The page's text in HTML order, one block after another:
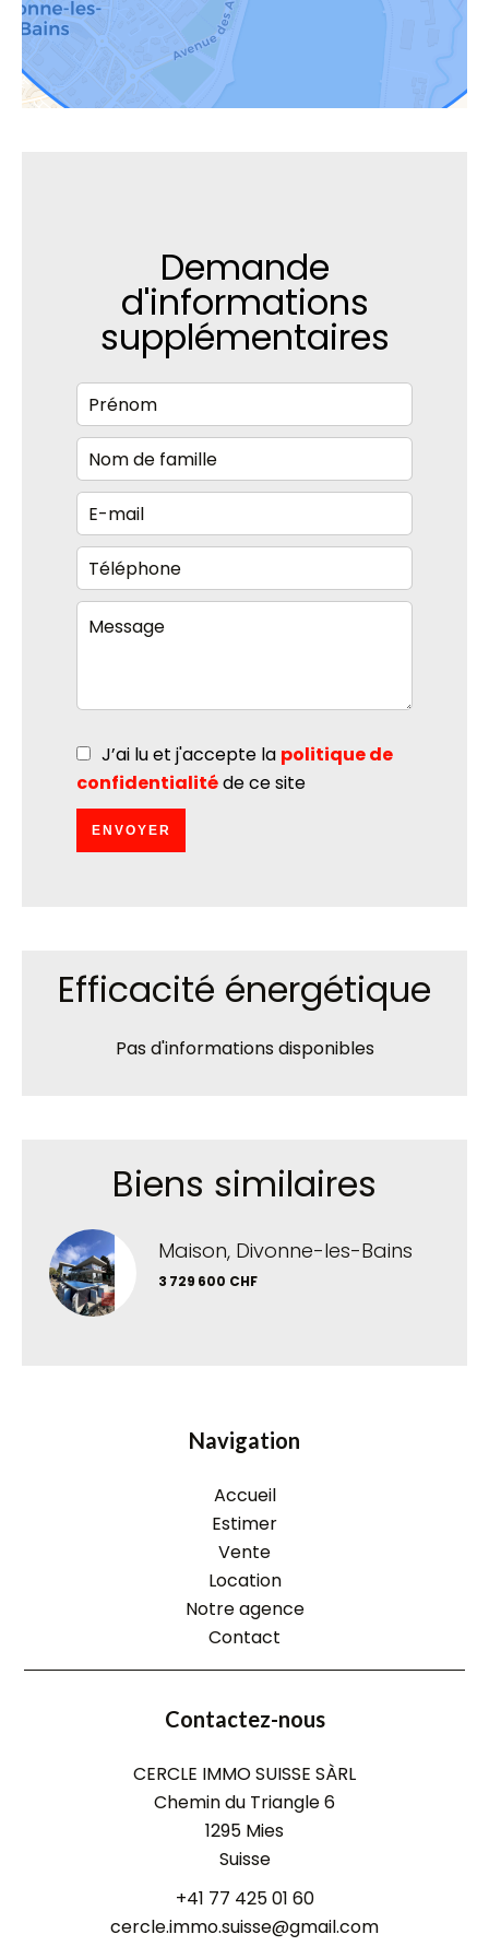
Demande
d'informations
supplémentaires
J’ai lu et j'accepte la politique de
confidentialitéde ce site
ENVOYER
Efficacité énergétique
Pas d'informations disponibles
Biens similaires
Maison, Divonne-les-Bains
3 729 600 CHF
Navigation
Accueil
Estimer
Vente
Location
Notre agence
Contact
Contactez-nous
CERCLE IMMO SUISSE SÀRL
Chemin du Triangle 6
1295 Mies
Suisse
+41 77 425 01 60
cercle.immo.suisse@gmail.com